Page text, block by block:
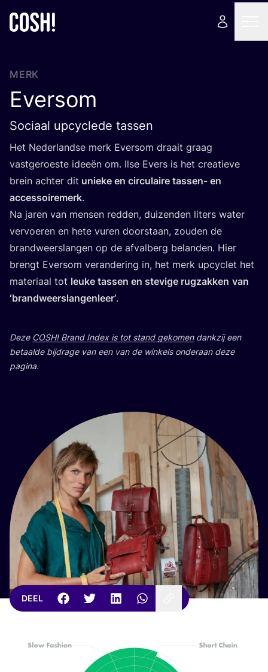
MERK
Eversom
Sociaal upcyclede tassen
Het Neder­land­se merk Ever­som draait graag
vast­ge­roes­te idee­ën om. Ilse Evers is het cre­a­tie­ve
brein ach­ter dit unie­ke en cir­cu­lai­re tas­sen- en
acces­soi­re­merk.
Na jaren van men­sen red­den, dui­zen­den liters water
ver­voe­ren en hete vuren door­staan, zou­den de
brand­weerslan­gen op de afval­berg belan­den. Hier
brengt Ever­som ver­an­de­ring in, het merk upcy­clet het
mate­ri­aal tot leu­ke tas­sen en ste­vi­ge rug­zak­ken van
‘brand­weerslan­gen­leer’.
Deze COSH! Brand Index is tot stand geko­mendank­zij een
betaal­de bij­dra­ge van een van de win­kels onder­aan deze
pagina.
DEEL